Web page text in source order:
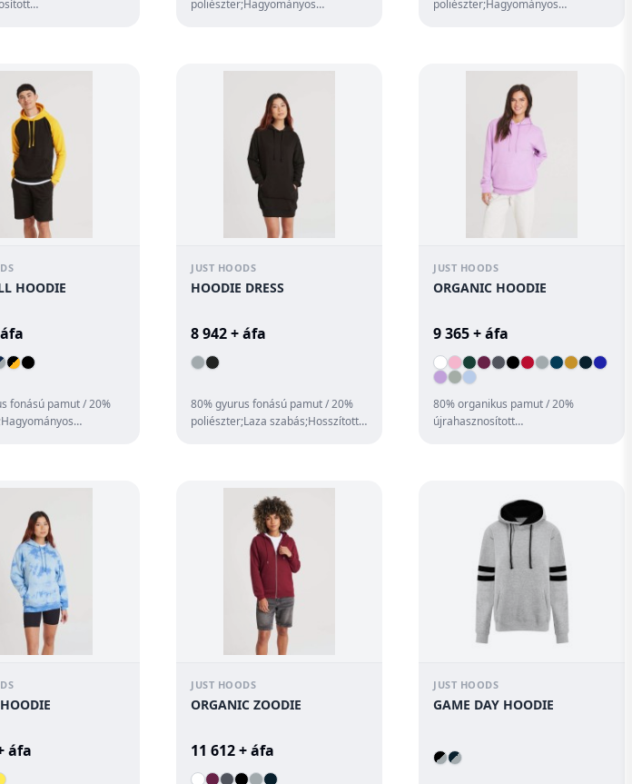
poliészter;Hagyományos
poliészter;Hagyományos
HOODIE
fonású pamut / 20%
JUST HOODS
HOODIE DRESS
8 942 + áfa
80% gyurus fonású pamut / 20%
poliészter;Laza szabás;Hosszított
JUST HOODS
ORGANIC HOODIE
9 365 + áfa
80% organikus pamut / 20%
újrahasznosított
áfa
JUST HOODS
ORGANIC ZOODIE
11 612 + áfa
JUST HOODS
GAME DAY HOODIE